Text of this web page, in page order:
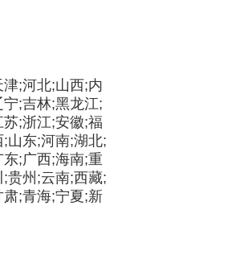
津;河北;山西;内
宁;吉林;黑龙江;
苏;浙江;安徽;福
;山东;河南;湖北;
东;广西;海南;重
;贵州;云南;西藏;
肃;青海;宁夏;新